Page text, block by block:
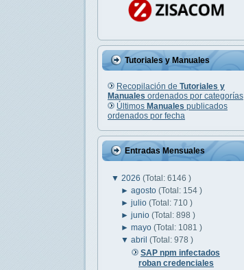
Tutoriales y Manuales
Recopilación de Tutoriales y
Manuales ordenados por categorías
Últimos Manuales publicados
ordenados por fecha
Entradas Mensuales
▼ 2026 (Total: 6146 )
►agosto(Total: 154 )
►julio(Total: 710 )
►junio(Total: 898 )
►mayo(Total: 1081 )
▼abril(Total: 978 )
SAP npm infectados
roban credenciales